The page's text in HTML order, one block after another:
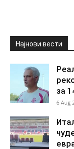
Најнови вести
за
6 Aug